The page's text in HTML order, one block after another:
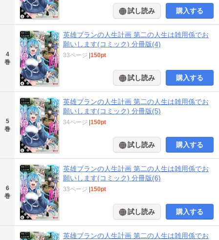
試し読み 購入する
4
巻
英雄ブランの人生計画 第二の人生は雑用係でお
願いします(コミック) 分冊版(4)
33ページ |150pt
試し読み 購入する
5
巻
英雄ブランの人生計画 第二の人生は雑用係でお
願いします(コミック) 分冊版(5)
34ページ |150pt
試し読み 購入する
6
巻
英雄ブランの人生計画 第二の人生は雑用係でお
願いします(コミック) 分冊版(6)
33ページ |150pt
試し読み 購入する
英雄ブランの人生計画 第二の人生は雑用係でお